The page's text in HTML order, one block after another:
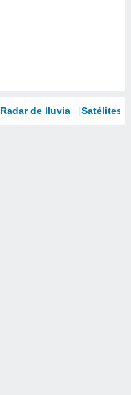
Radar de lluvia Satélites